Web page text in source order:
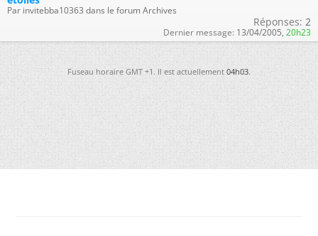
Par invitebba10363 dans le forum Archives
Réponses: 2
Dernier message: 13/04/2005, 20h23
Fuseau horaire GMT +1. Il est actuellement04h03.